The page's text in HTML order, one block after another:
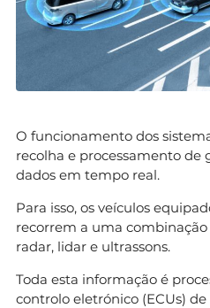
O funcionamento dos
recolha e processamento de
dados em tempo real.
Para isso, os veículos
recorrem a uma combinação
radar, lidar e ultrassons.
Toda esta informação é
controlo eletrónico (ECUs)